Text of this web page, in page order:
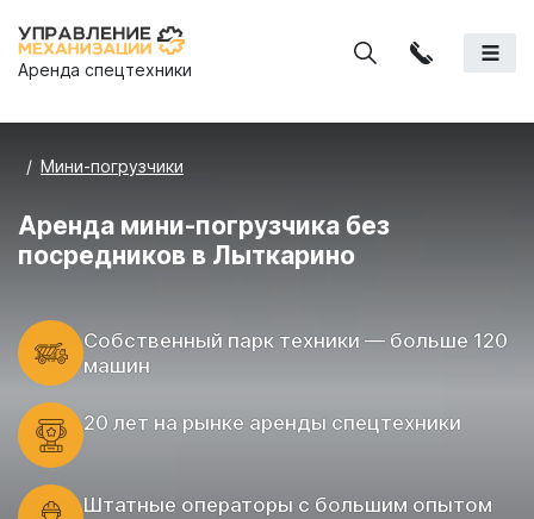
Аренда спецтехники
Мини-погрузчики
Аренда мини-погрузчика без
посредников в Лыткарино
Cобственный парк техники — больше 120
машин
20 лет на рынке аренды спецтехники
Штатные операторы с большим опытом